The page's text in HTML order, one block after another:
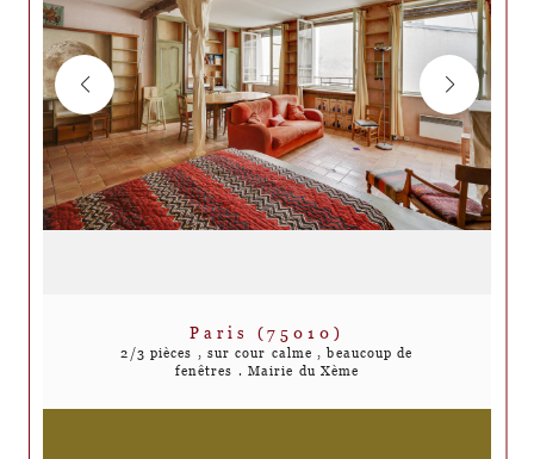
Paris (75010)
2/3 pièces , sur cour calme , beaucoup de
fenêtres . Mairie du Xème